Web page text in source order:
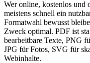
Wer online, kostenlos und
meistens schnell ein
Formatwahl bewusst
Zweck optimal. PDF ist
bearbeitbare Texte, PNG
JPG für Fotos, SVG für
Webinhalte.